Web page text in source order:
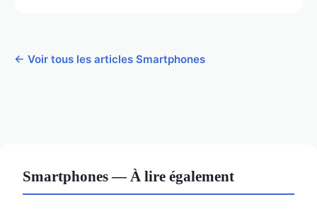
← Voir tous les articles Smartphones
Smartphones — À lire également